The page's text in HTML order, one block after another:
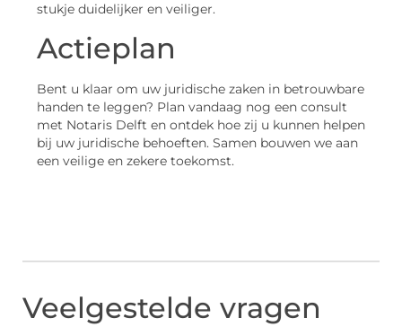
stukje duidelijker en veiliger.
Actieplan
Bent u klaar om uw juridische zaken in betrouwbare
handen te leggen? Plan vandaag nog een consult
met Notaris Delft en ontdek hoe zij u kunnen helpen
bij uw juridische behoeften. Samen bouwen we aan
een veilige en zekere toekomst.
Veelgestelde vragen